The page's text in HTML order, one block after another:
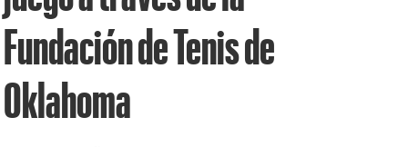
Fundación de Tenis de
Oklahoma